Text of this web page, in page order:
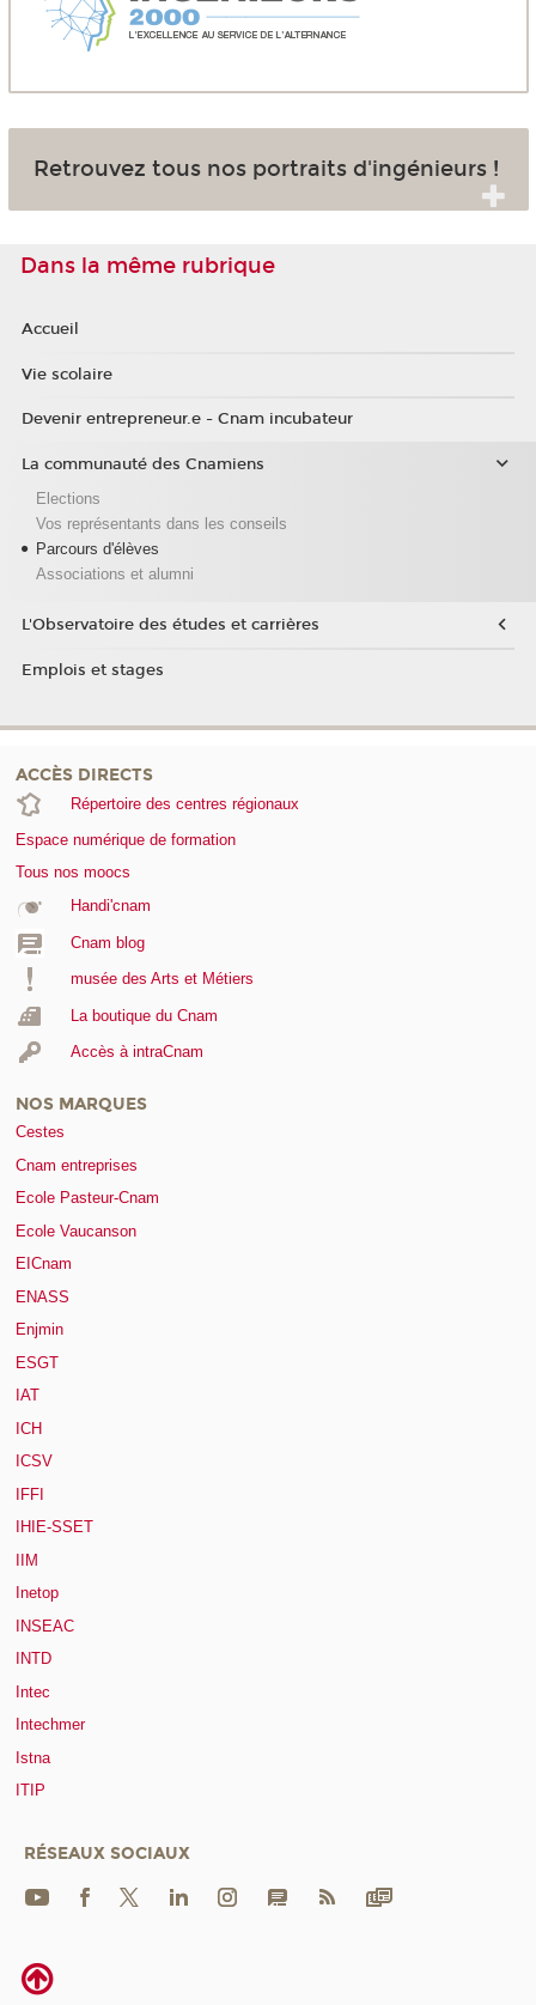
Retrouvez tous nos portraits d'ingénieurs !
Dans la même rubrique
Accueil
Vie scolaire
Devenir entrepreneur.e - Cnam incubateur
La communauté des Cnamiens
Elections
Vos représentants dans les conseils
Parcours d'élèves
Associations et alumni
L'Observatoire des études et carrières
Emplois et stages
ACCÈS DIRECTS
Répertoire des centres régionaux
Espace numérique de formation
Tous nos moocs
Handi'cnam
Cnam blog
musée des Arts et Métiers
La boutique du Cnam
Accès à intraCnam
NOS MARQUES
Cestes
Cnam entreprises
Ecole Pasteur-Cnam
Ecole Vaucanson
EICnam
ENASS
Enjmin
ESGT
IAT
ICH
ICSV
IFFI
IHIE-SSET
IIM
Inetop
INSEAC
INTD
Intec
Intechmer
Istna
ITIP
RÉSEAUX SOCIAUX